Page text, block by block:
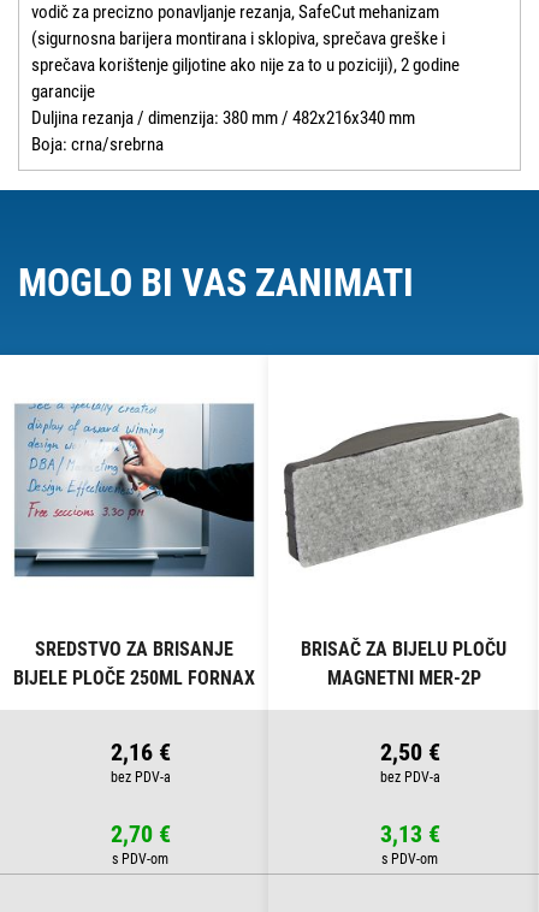
vodič za precizno ponavljanje rezanja, SafeCut mehanizam
(sigurnosna barijera montirana i sklopiva, sprečava greške i
sprečava korištenje giljotine ako nije za to u poziciji), 2 godine
garancije
Duljina rezanja / dimenzija: 380 mm / 482x216x340 mm
Boja: crna/srebrna
MOGLO BI VAS ZANIMATI
SREDSTVO ZA BRISANJE
BIJELE PLOČE 250ML FORNAX
2,16 €
2,70 €
BRISAČ ZA BIJELU PLOČU
MAGNETNI MER-2P
SORTIRANO
2,50 €
3,13 €